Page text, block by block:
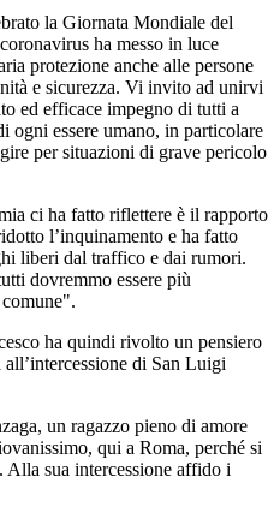
la Giornata Mondiale del
ha messo in luce
protezione anche alle persone
e sicurezza. Vi invito ad unirvi
ed efficace impegno di tutti a
ogni essere umano, in particolare
per situazioni di grave pericolo
ci ha fatto riflettere è il rapporto
l’inquinamento e ha fatto
liberi dal traffico e dai rumori.
dovremmo essere più
ha quindi rivolto un pensiero
di San Luigi
un ragazzo pieno di amore
qui a Roma, perché si
Alla sua intercessione affido i